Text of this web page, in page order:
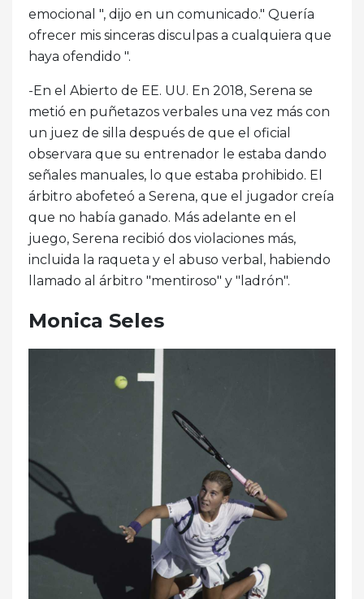
emocional ", dijo en un comunicado." Quería
ofrecer mis sinceras disculpas a cualquiera que
haya ofendido ".
-En el Abierto de EE. UU. En 2018, Serena se
metió en puñetazos verbales una vez más con
un juez de silla después de que el oficial
observara que su entrenador le estaba dando
señales manuales, lo que estaba prohibido. El
árbitro abofeteó a Serena, que el jugador creía
que no había ganado. Más adelante en el
juego, Serena recibió dos violaciones más,
incluida la raqueta y el abuso verbal, habiendo
llamado al árbitro "mentiroso" y "ladrón".
Monica Seles